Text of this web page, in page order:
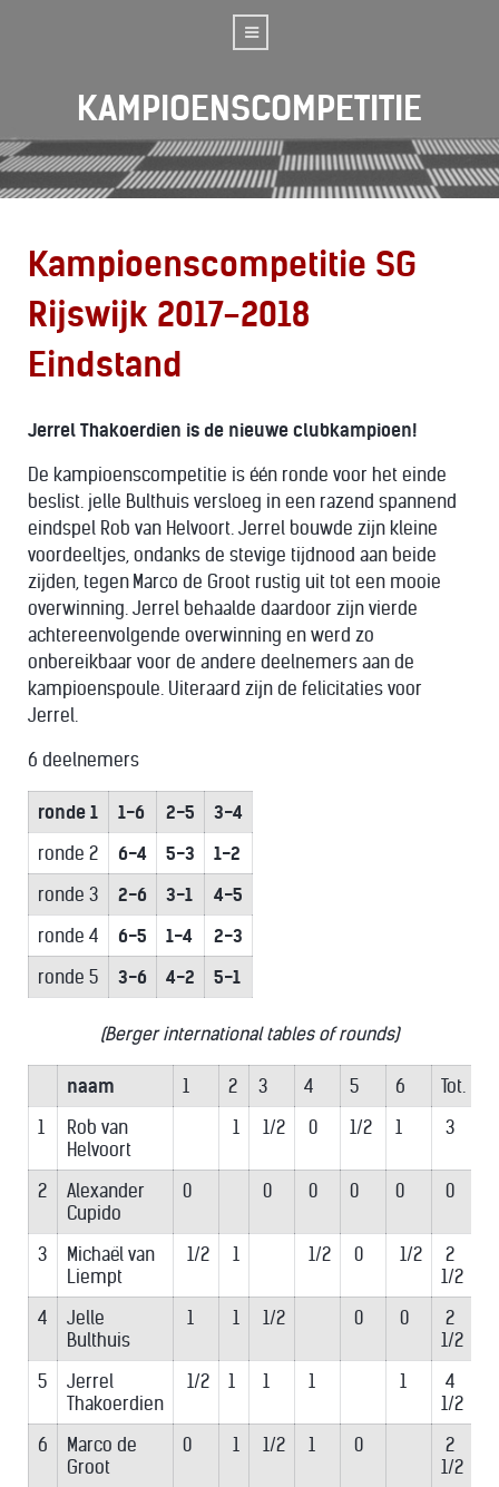
KAMPIOENSCOMPETITIE
Kampioenscompetitie SG
Rijswijk 2017-2018
Eindstand
Jerrel Thakoerdien is de nieuwe clubkampioen!
De kampioenscompetitie is één ronde voor het einde
beslist. jelle Bulthuis versloeg in een razend spannend
eindspel Rob van Helvoort. Jerrel bouwde zijn kleine
voordeeltjes, ondanks de stevige tijdnood aan beide
zijden, tegen Marco de Groot rustig uit tot een mooie
overwinning. Jerrel behaalde daardoor zijn vierde
achtereenvolgende overwinning en werd zo
onbereikbaar voor de andere deelnemers aan de
kampioenspoule. Uiteraard zijn de felicitaties voor
Jerrel.
6 deelnemers
ronde 1 1-6 2-5
3-4
ronde 2
6-4 5-3
1-2
ronde 3
2-6 3-1
4-5
ronde 4
6-5 1-4
2-3
ronde 5
3-6 4-2 5-1
(Berger international tables of rounds)
naam 1 2 3 4 5 6 Tot.
1
Rob van
Helvoort
1 1/2 0 1/2 1 3
2
Alexander
Cupido
0 0 0 0 0 0
3
Michaël van
Liempt
1/2 1 1/2 0 1/2
2
1/2
4
Jelle
Bulthuis
1 1 1/2 0 0
2
1/2
5
Jerrel
Thakoerdien
1/2 1 1 1 1
4
1/2
6
Marco de
Groot
0 1 1/2 1 0
2
1/2